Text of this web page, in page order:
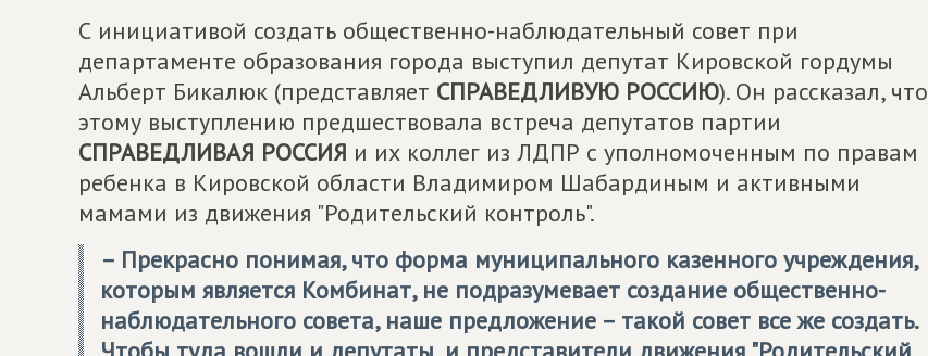
С инициативой создать общественно-наблюдательный совет при
департаменте образования города выступил депутат Кировской гордумы
Альберт Бикалюк (представляет СПРАВЕДЛИВУЮ РОССИЮ). Он рассказал, что
этому выступлению предшествовала встреча депутатов партии
СПРАВЕДЛИВАЯ РОССИЯ и их коллег из ЛДПР с уполномоченным по правам
ребенка в Кировской области Владимиром Шабардиным и активными
мамами из движения "Родительский контроль".
– Прекрасно понимая, что форма муниципального казенного учреждения,
которым является Комбинат, не подразумевает создание общественно-
наблюдательного совета, наше предложение – такой совет все же создать.